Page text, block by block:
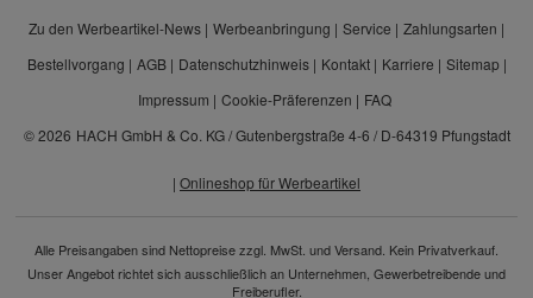
Zu den Werbeartikel-News Werbeanbringung Service
Zahlungsarten
Bestellvorgang
AGB Datenschutzhinweis Kontakt Karriere
Sitemap
Impressum
Cookie-Präferenzen
FAQ
© 2026 HACH GmbH & Co. KG / Gutenbergstraße 4-6 / D-64319 Pfungstadt
| Onlineshop für Werbeartikel
Alle Preisangaben sind Nettopreise zzgl. MwSt. und Versand. Kein Privatverkauf.
Unser Angebot richtet sich ausschließlich an Unternehmen, Gewerbetreibende und
Freiberufler.